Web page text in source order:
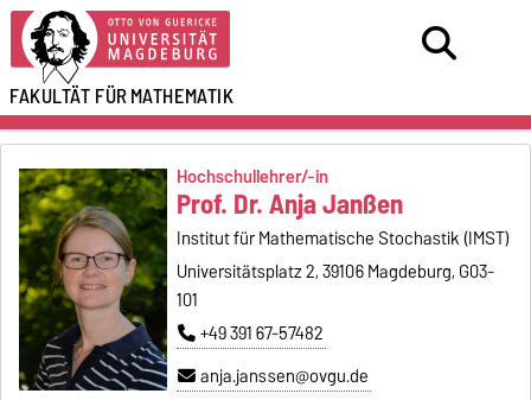
FAKULTÄT FÜRMATHEMATIK
Hochschullehrer/-in
Prof. Dr. Anja Janßen
Institut für Mathematische Stochastik (IMST)
Universitätsplatz 2, 39106 Magdeburg, G03-
101
+49 391 67-57482
anja.janssen@ovgu.de